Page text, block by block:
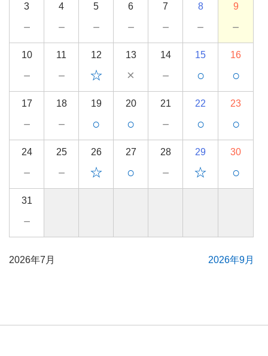
3
－
4
－
5
－
6
－
7
－
8
－
9
－
10
－
11
－
12
☆
13
×
14
－
15
○
16
○
17
－
18
－
19
○
20
○
21
－
22
○
23
○
24
－
25
－
26
☆
27
○
28
－
29
☆
30
○
31
－
2026年7月 2026年9月